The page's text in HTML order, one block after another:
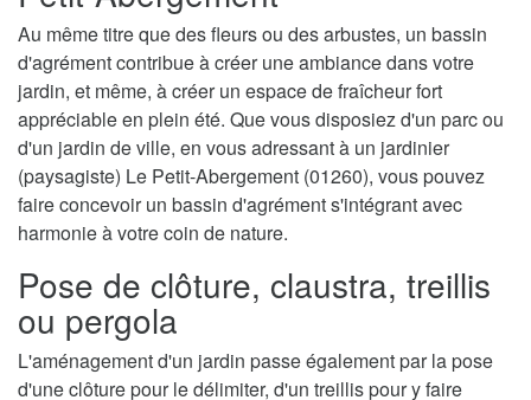
Au même titre que des fleurs ou des arbustes, un bassin
d'agrément contribue à créer une ambiance dans votre
jardin, et même, à créer un espace de fraîcheur fort
appréciable en plein été. Que vous disposiez d'un parc ou
d'un jardin de ville, en vous adressant à un jardinier
(paysagiste) Le Petit-Abergement (01260), vous pouvez
faire concevoir un bassin d'agrément s'intégrant avec
harmonie à votre coin de nature.
Pose de clôture, claustra, treillis
ou pergola
L'aménagement d'un jardin passe également par la pose
d'une clôture pour le délimiter, d'un treillis pour y faire